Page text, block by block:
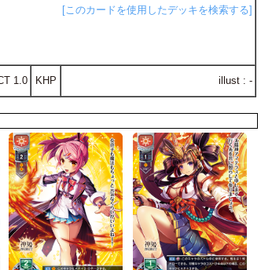
[このカードを使用したデッキを検索する]
1.0 KHP illust : -